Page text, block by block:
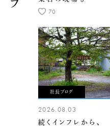
70
社長ブログ
2026.08.03
続くインフレから、